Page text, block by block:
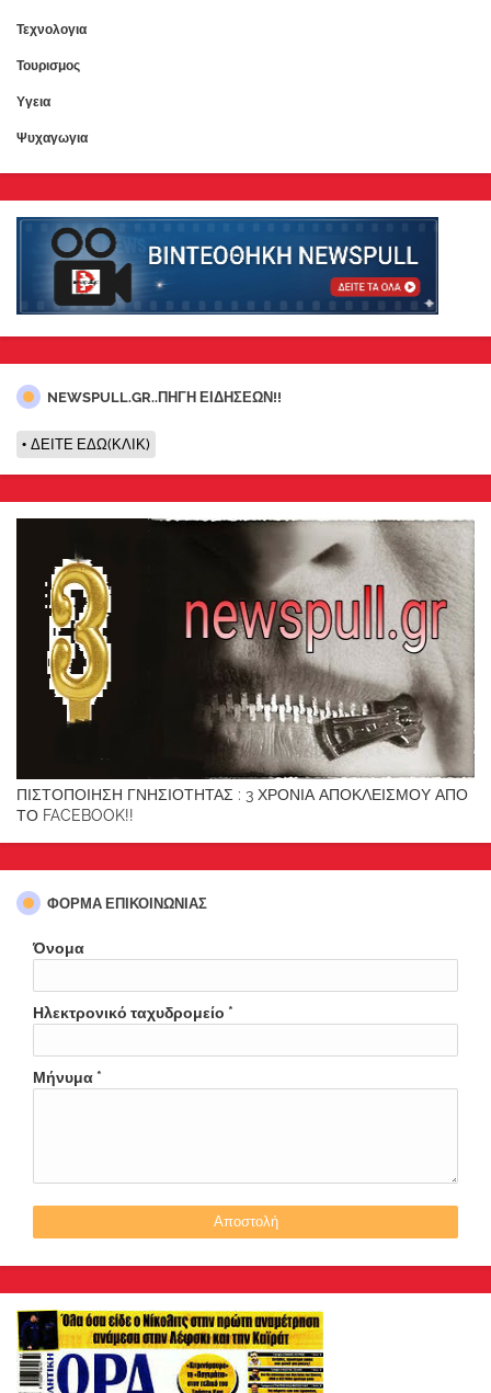
Τεχνολογια
Τουρισμος
Υγεια
Ψυχαγωγια
NEWSPULL.GR..ΠΗΓΗ ΕΙΔΗΣΕΩΝ!!
ΔΕΙΤΕ ΕΔΩ(ΚΛΙΚ)
ΠΙΣΤΟΠΟΙΗΣΗ ΓΝΗΣΙΟΤΗΤΑΣ : 3 ΧΡΟΝΙΑ ΑΠΟΚΛΕΙΣΜΟΥ ΑΠΟ
ΤΟ FACEBOOK!!
ΦΌΡΜΑ ΕΠΙΚΟΙΝΩΝΊΑΣ
Όνομα
Ηλεκτρονικό ταχυδρομείο *
Μήνυμα *